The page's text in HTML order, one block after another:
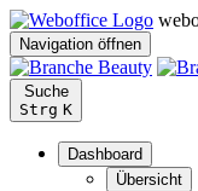
Navigation öffnen
Suche
Strg K
Dashboard
Übersicht